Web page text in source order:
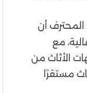
المحترف أن
مع
الأثاث من
مستقرًا